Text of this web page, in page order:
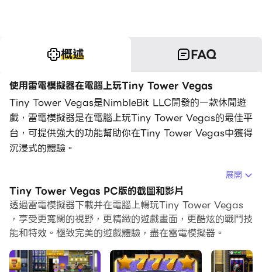
概述 FAQ
使用雷電模擬器在電腦上玩Tiny Tower Vegas
Tiny Tower Vegas是NimbleBit LLC開發的一款休閒遊
戲，雷電模擬器是在電腦上玩Tiny Tower Vegas的最佳平
台，可提供強大的功能幫助你在Tiny Tower Vegas中獲得
沉浸式的體驗。
當你在電腦上玩Tiny Tower Vegas的時候，如果你覺得重
複執行一個動作或任務很費時間很無聊，別擔心，巨集指令
功能可以幫你解決你的煩惱！你只需要點擊螢幕記錄功能來
記錄你的操作，然後把它留給巨集指令來解決。巨集指令功
能完全自動化您的操作，讓您以最少的努力輕鬆贏得遊
戲！！現在就開始在電腦上下載和玩Tiny Tower Vegas
吧！
展開
Tiny Tower Vegas PC版的截圖和影片
透過雷電模擬器下載并在電腦上暢玩Tiny Tower Vegas
，享受更寬闊的視野，更精緻的遊戲畫面，更酷炫的戰鬥技
能和特效。極致完美的遊戲體驗，盡在雷電模擬器。